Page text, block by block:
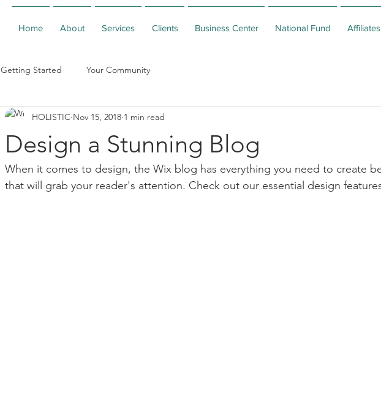
Home About Services Clients Business Center National Fund Affiliates
Getting Started Your Community
Design a Stunning Blog
HOLISTIC Nov 15, 2018 1 min read
When it comes to design, the Wix blog has everything you need to create
that will grab your reader's attention. Check out our essential design